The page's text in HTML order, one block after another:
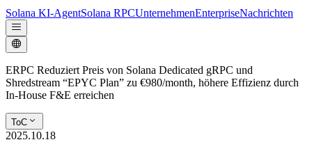
Solana KI-AgentSolana RPCUnternehmenEnterpriseNachrichten
ERPC Reduziert Preis von Solana Dedicated gRPC und
Shredstream “EPYC Plan” zu €980/month, höhere Effizienz durch
In-House F&E erreichen
ToC
2025.10.18